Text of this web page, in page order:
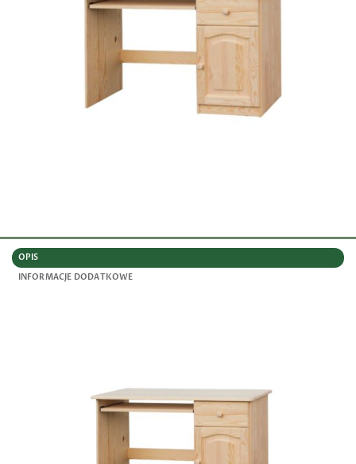
OPIS
INFORMACJE DODATKOWE